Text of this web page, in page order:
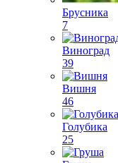
Брусника
7
Виноград
39
Вишня
46
Голубика
25